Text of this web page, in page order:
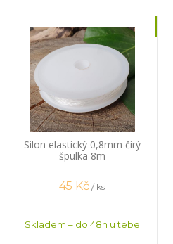
Silon elastický 0,8mm čirý
špulka 8m
45 Kč / ks
Skladem – do 48h u tebe